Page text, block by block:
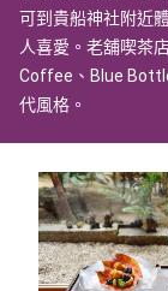
可到貴船神社附近
人喜愛。老舖喫茶
Coffee、Blue
代風格。